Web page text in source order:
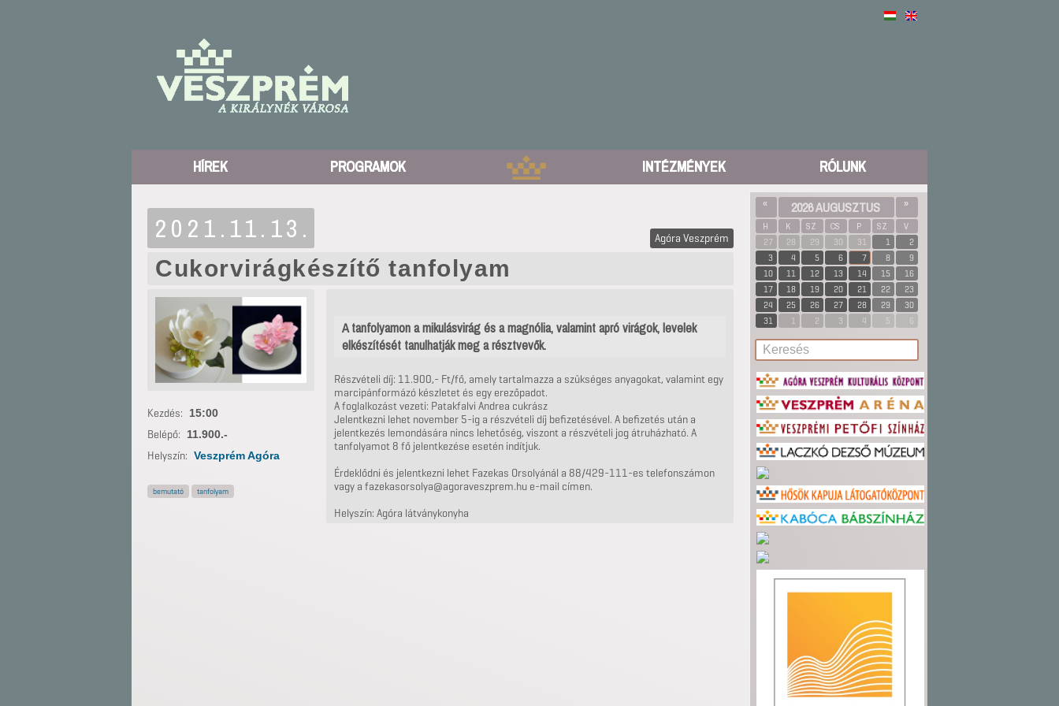
HÍREK PROGRAMOK INTÉZMÉNYEK RÓLUNK
2021.11.13. Agóra Veszprém
Cukorvirágkészítő tanfolyam
A tanfolyamon a mikulásvirág és a magnólia, valamint apró virágok, levelek
elkészítését tanulhatják meg a résztvevők.
Részvételi díj: 11.900,- Ft/fő, amely tartalmazza a szükséges anyagokat, valamint egy
marcipánformázó készletet és egy erezőpadot.
A foglalkozást vezeti: Patakfalvi Andrea cukrász
Jelentkezni lehet november 5-ig a részvételi díj befizetésével. A befizetés után a
jelentkezés lemondására nincs lehetőség, viszont a részvételi jog átruházható. A
tanfolyamot 8 fő jelentkezése esetén indítjuk.
Érdeklődni és jelentkezni lehet Fazekas Orsolyánál a 88/429-111-es telefonszámon
vagy a fazekasorsolya@agoraveszprem.hu e-mail címen.
Helyszín: Agóra látványkonyha
Kezdés: 15:00
Belépő: 11.900.-
Helyszín: Veszprém Agóra
bemutató tanfolyam
« 2026 AUGUSZTUS »
H K SZ CS P SZ
V
27
28 29 30 31 1
2
3
4 5 6 7 8
9
10
11 12 13 14 15
16
17
18 19 20 21 22
23
24
25 26 27 28 29
30
31
1 2 3 4 5 6